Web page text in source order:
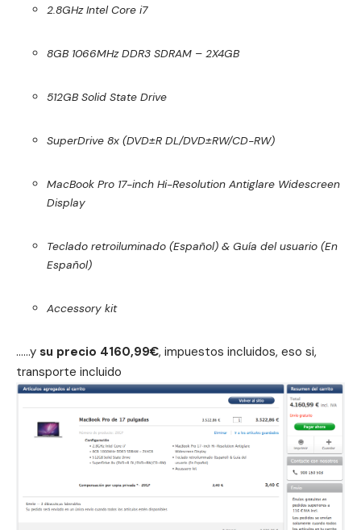
2.8GHz Intel Core i7
8GB 1066MHz DDR3 SDRAM – 2X4GB
512GB Solid State Drive
SuperDrive 8x (DVD±R DL/DVD±RW/CD-RW)
MacBook Pro 17-inch Hi-Resolution Antiglare Widescreen
Display
Teclado retroiluminado (Español) & Guía del usuario (En
Español)
Accessory kit
……y su precio 4160,99€, impuestos incluidos, eso si,
transporte incluido